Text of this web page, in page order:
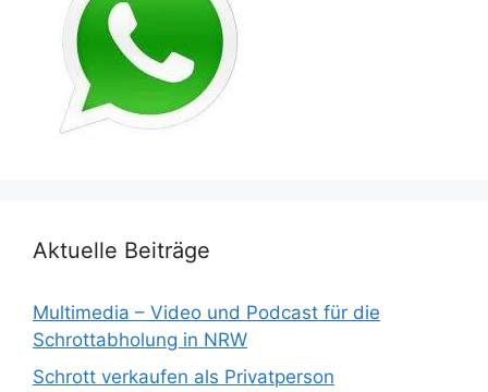
Aktuelle Beiträge
Multimedia – Video und Podcast für die
Schrottabholung in NRW
Schrott verkaufen als Privatperson